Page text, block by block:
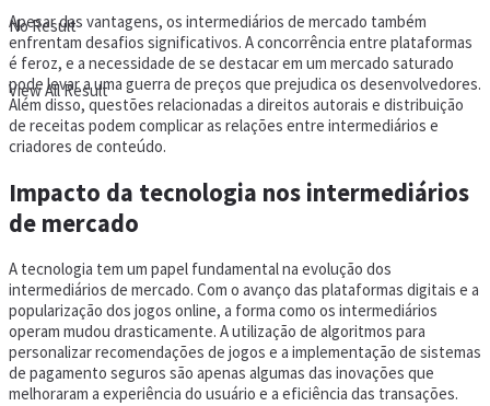
No Result
View All Result
Apesar das vantagens, os intermediários de mercado também
enfrentam desafios significativos. A concorrência entre plataformas
é feroz, e a necessidade de se destacar em um mercado saturado
pode levar a uma guerra de preços que prejudica os desenvolvedores.
Além disso, questões relacionadas a direitos autorais e distribuição
de receitas podem complicar as relações entre intermediários e
criadores de conteúdo.
Impacto da tecnologia nos intermediários
de mercado
A tecnologia tem um papel fundamental na evolução dos
intermediários de mercado. Com o avanço das plataformas digitais e a
popularização dos jogos online, a forma como os intermediários
operam mudou drasticamente. A utilização de algoritmos para
personalizar recomendações de jogos e a implementação de sistemas
de pagamento seguros são apenas algumas das inovações que
melhoraram a experiência do usuário e a eficiência das transações.